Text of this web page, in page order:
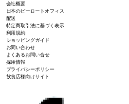
会社概要
日本のピーロートオフィス
配送
特定商取引法に基づく表示
利用規約
ショッピングガイド
お問い合わせ
よくあるお問い合せ
採用情報
プライバシーポリシー
飲食店様向けサイト